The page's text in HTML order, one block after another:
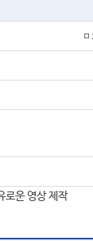
로운 영상 제작